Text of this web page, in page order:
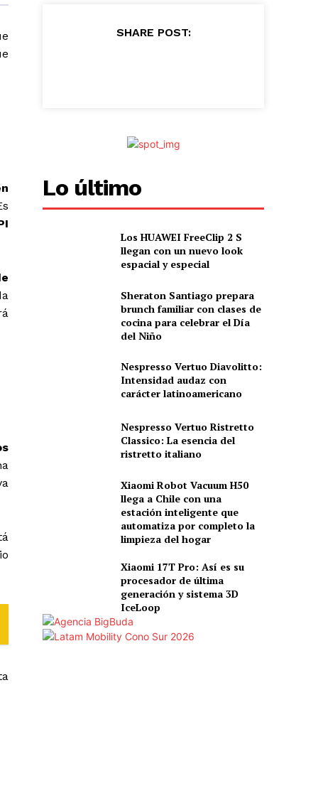
SHARE POST:
Lo último
Los HUAWEI FreeClip 2 S
llegan con un nuevo look
espacial y especial
Sheraton Santiago prepara
brunch familiar con clases de
cocina para celebrar el Día
del Niño
Nespresso Vertuo Diavolitto:
Intensidad audaz con
carácter latinoamericano
Nespresso Vertuo Ristretto
Classico: La esencia del
ristretto italiano
Xiaomi Robot Vacuum H50
llega a Chile con una
estación inteligente que
automatiza por completo la
limpieza del hogar
Xiaomi 17T Pro: Así es su
procesador de última
generación y sistema 3D
IceLoop